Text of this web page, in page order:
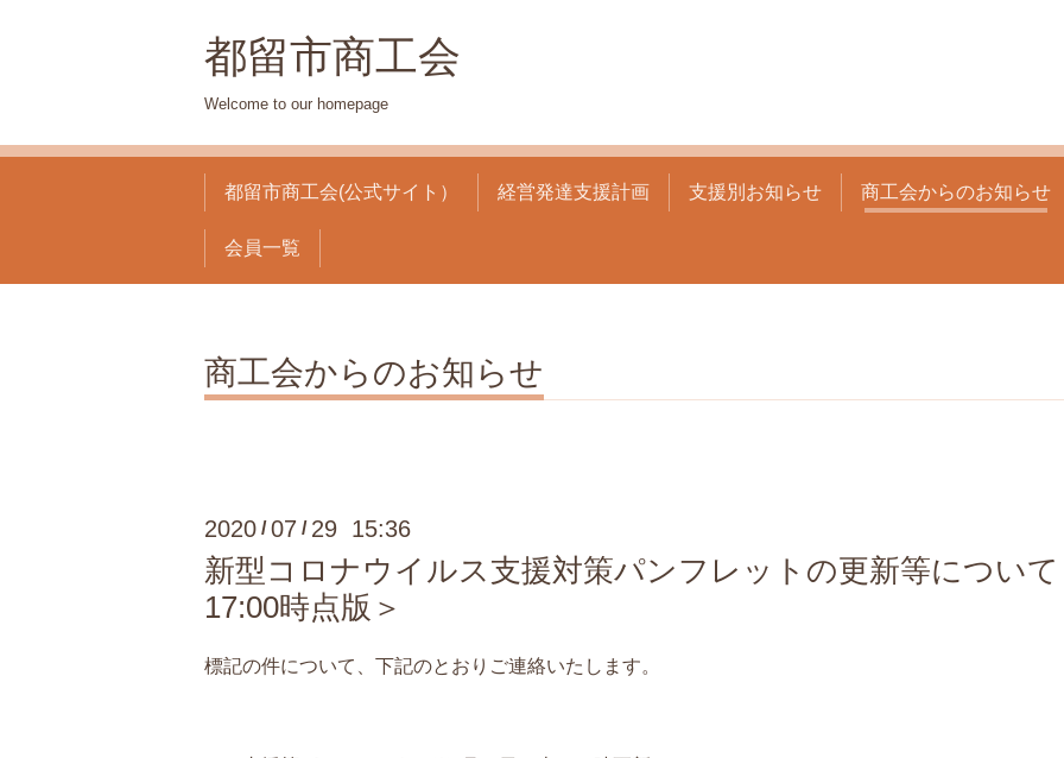
都留市商工会
Welcome to our homepage
都留市商工会(公式サイト） 経営発達支援計画 支援別お知らせ 商工会からのお知らせ
会員一覧
商工会からのお知らせ
2020 /07 / 29 15:36
新型コロナウイルス支援対策パンフレットの更新等につい
17:00時点版＞
標記の件について、下記のとおりご連絡いたします。